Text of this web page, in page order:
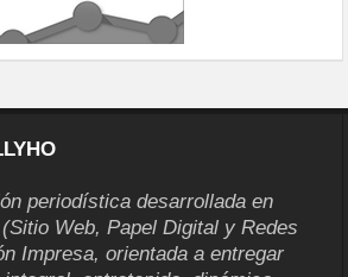
periodística desarrollada en
Web, Papel Digital y Redes
Impresa, orientada a entregar